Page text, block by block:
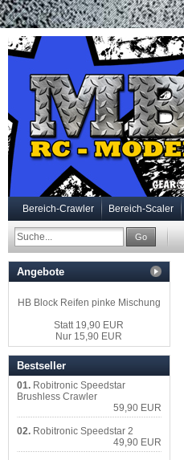
Bereich-Crawler Bereich-Scaler
Go
Angebote
HB Block Reifen pinke Mischung
Statt 19,90 EUR
Nur 15,90 EUR
Bestseller
01. Robitronic Speedstar
Brushless Crawler
59,90 EUR
02. Robitronic Speedstar 2
49,90 EUR